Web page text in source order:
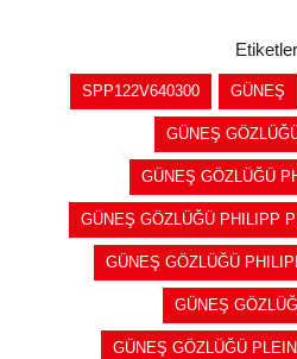
Etiketler
SPP122V640300 GÜNEŞ
GÜNEŞ
GÜNEŞ GÖZLÜĞÜ
GÜNEŞ GÖZLÜĞÜ PHILIPP
GÜNEŞ GÖZLÜĞÜ
GÜNEŞ
GÜNEŞ GÖZLÜĞÜ